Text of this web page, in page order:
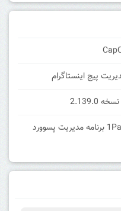
دانلود 1Password Manager Full v7.7 برنامه مدیریت پسوورد